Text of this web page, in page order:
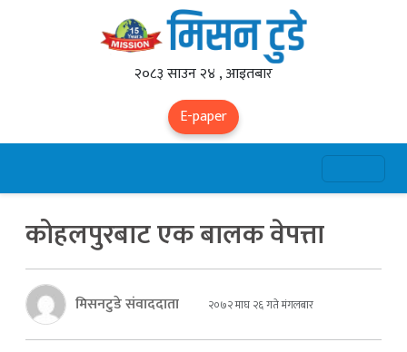
२०८३ साउन २४ , आइतबार
E-paper
कोहलपुरबाट एक बालक वेपत्ता
मिसनटुडे संवाददाता २०७२ माघ २६ गते मंगलबार